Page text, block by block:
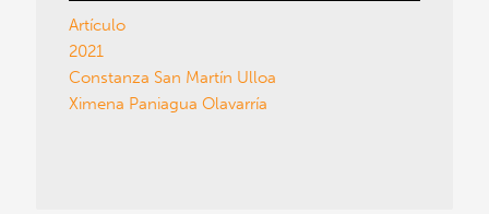
Artículo
2021
Constanza San Martín Ulloa
Ximena Paniagua Olavarría